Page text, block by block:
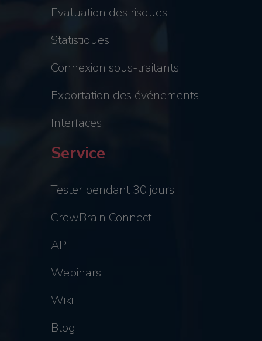
Evaluation des risques
Statistiques
Connexion sous-traitants
Exportation des événements
Interfaces
Service
Tester pendant 30 jours
CrewBrain Connect
API
Webinars
Wiki
Blog